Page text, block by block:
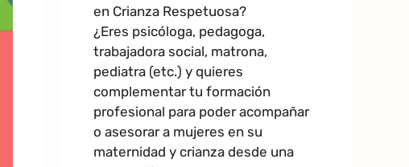
en Crianza Respetuosa?
¿Eres psicóloga, pedagoga,
trabajadora social, matrona,
pediatra (etc.) y quieres
complementar tu formación
profesional para poder acompañar
o asesorar a mujeres en su
maternidad y crianza desde una